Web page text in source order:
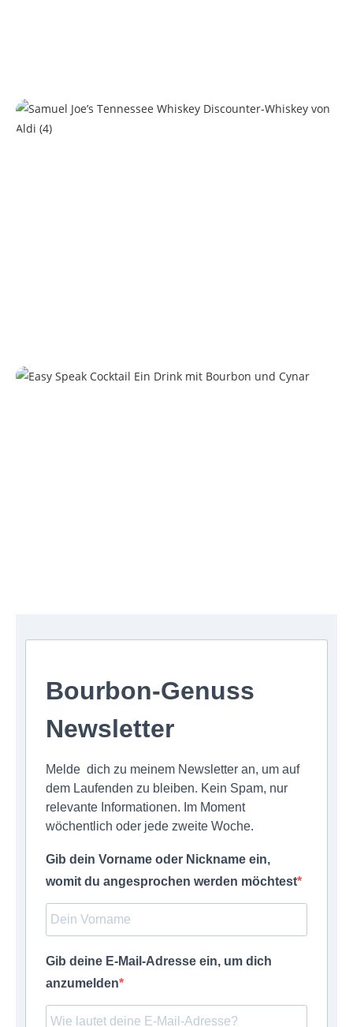
Bourbon-Genuss
Newsletter
Melde dich zu meinem Newsletter an, um auf
dem Laufenden zu bleiben. Kein Spam, nur
relevante Informationen. Im Moment
wöchentlich oder jede zweite Woche.
Gib dein Vorname oder Nickname ein,
womit du angesprochen werden möchtest
Gib deine E-Mail-Adresse ein, um dich
anzumelden